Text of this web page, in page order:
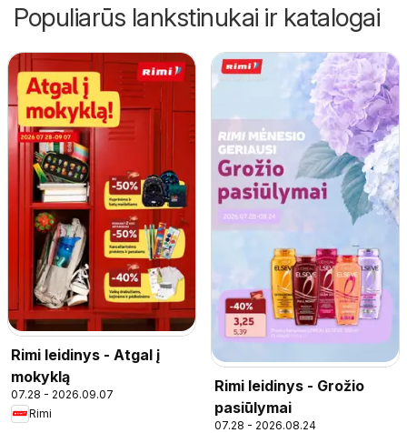
Populiarūs lankstinukai ir katalogai
Rimi leidinys - Atgal į
mokyklą
07.28 - 2026.09.07
Rimi
Rimi leidinys - Grožio
pasiūlymai
07.28 - 2026.08.24